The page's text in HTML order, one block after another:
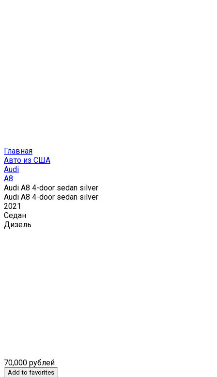
Главная
Авто из США
Audi
A8
Audi A8 4-door sedan silver
Audi A8 4-door sedan silver
2021
Седан
Дизель
70,000 рублей
Add to favorites